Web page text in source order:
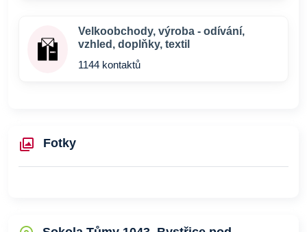
Velkoobchody, výroba - odívání,
vzhled, doplňky, textil
1144 kontaktů
Fotky